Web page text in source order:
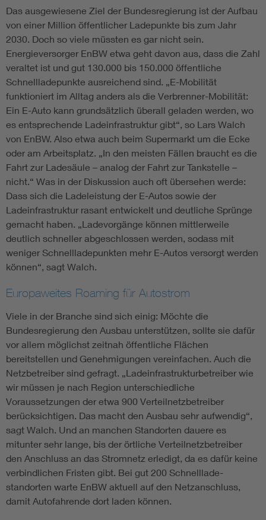
Das ausgewiesene Ziel der Bundesregierung ist der Aufbau
von einer Million öffentlicher Ladepunkte bis zum Jahr
2030. Doch so viele müssten es gar nicht sein.
Energieversorger EnBW etwa geht davon aus, dass die Zahl
veraltet ist und gut 130.000 bis 150.000 öffentliche
Schnellladepunkte ausreichend sind. „E-Mobilität
funktioniert im Alltag anders als die Verbrenner-Mobilität:
Ein ­E-Auto kann grundsätzlich überall geladen werden, wo
es entsprechende Lade­infra­struktur gibt“, so Lars Walch
von EnBW. Also etwa auch beim Supermarkt um die Ecke
oder am Arbeitsplatz. „In den meisten Fällen braucht es die
Fahrt zur Ladesäule – analog der Fahrt zur Tankstelle –
nicht.“ Was in der Diskussion auch oft übersehen werde:
Dass sich die Ladeleistung der ­E-Autos sowie der
Ladeinfrastruktur rasant entwickelt und deutliche Sprünge
gemacht haben. „Ladevorgänge können mittlerweile
deutlich schneller abgeschlossen werden, sodass mit
weniger Schnellladepunkten mehr ­E-Autos versorgt werden
können“, sagt Walch.
Europaweites Roaming für Autostrom
Viele in der Branche sind sich einig: Möchte die
Bundesregierung den Ausbau unterstützen, sollte sie dafür
vor allem möglichst zeitnah öffentliche Flächen
bereitstellen und Genehmigungen vereinfachen. Auch die
Netzbetreiber sind gefragt. „Lade­infra­strukturbetreiber wie
wir müssen je nach Region unterschiedliche
Voraussetzungen der etwa 900 Verteilnetzbetreiber
berücksichtigen. Das macht den Ausbau sehr aufwendig“,
sagt Walch. Und an manchen Standorten dauere es
mitunter sehr lange, bis der örtliche Verteilnetzbetreiber
den Anschluss an das Stromnetz erledigt, da es dafür keine
verbindlichen Fristen gibt. Bei gut 200 Schnell­lade­
standorten warte EnBW aktuell auf den Netzanschluss,
damit Autofahrende dort laden können.